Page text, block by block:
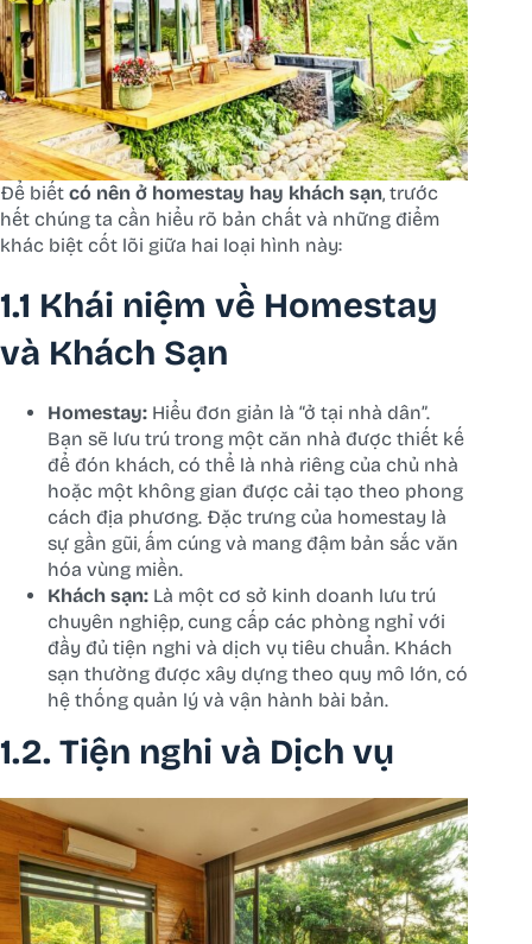
Để biết có nên ở homestay hay khách sạn, trước
hết chúng ta cần hiểu rõ bản chất và những điểm
khác biệt cốt lõi giữa hai loại hình này:
1.1 Khái niệm về Homestay
và Khách Sạn
Homestay: Hiểu đơn giản là “ở tại nhà dân”.
Bạn sẽ lưu trú trong một căn nhà được thiết kế
để đón khách, có thể là nhà riêng của chủ nhà
hoặc một không gian được cải tạo theo phong
cách địa phương. Đặc trưng của homestay là
sự gần gũi, ấm cúng và mang đậm bản sắc văn
hóa vùng miền.
Khách sạn: Là một cơ sở kinh doanh lưu trú
chuyên nghiệp, cung cấp các phòng nghỉ với
đầy đủ tiện nghi và dịch vụ tiêu chuẩn. Khách
sạn thường được xây dựng theo quy mô lớn, có
hệ thống quản lý và vận hành bài bản.
1.2. Tiện nghi và Dịch vụ